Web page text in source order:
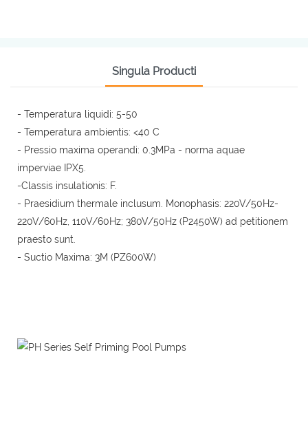
Singula Producti
- Temperatura liquidi: 5-50
- Temperatura ambientis: <40 C
- Pressio maxima operandi: 0.3MPa - norma aquae
imperviae IPX5.
-Classis insulationis: F.
- Praesidium thermale inclusum. Monophasis: 220V/50Hz-
220V/60Hz, 110V/60Hz; 380V/50Hz (P2450W) ad petitionem
praesto sunt.
- Suctio Maxima: 3M (PZ600W)